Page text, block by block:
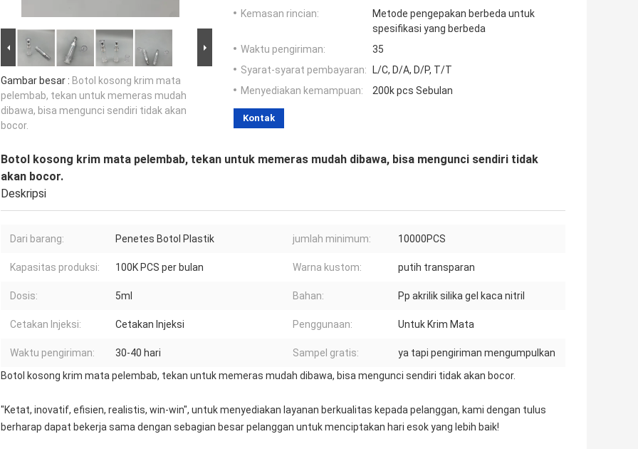
Gambar besar : Botol kosong krim mata
pelembab, tekan untuk memeras mudah
dibawa, bisa mengunci sendiri tidak akan
bocor.
Kemasan rincian:
Metode pengepakan berbeda untuk
spesifikasi yang berbeda
Waktu pengiriman:
35
Syarat-syarat pembayaran:
L/C, D/A, D/P, T/T
Menyediakan kemampuan:
200k pcs Sebulan
Kontak
Botol kosong krim mata pelembab, tekan untuk memeras mudah dibawa, bisa mengunci sendiri tidak
akan bocor.
Deskripsi
Dari barang: Penetes Botol Plastik jumlah minimum: 10000PCS
Kapasitas produksi: 100K PCS per bulan Warna kustom: putih transparan
Dosis: 5ml Bahan: Pp akrilik silika gel kaca nitril
Cetakan Injeksi: Cetakan Injeksi Penggunaan: Untuk Krim Mata
Waktu pengiriman: 30-40 hari Sampel gratis:
ya tapi pengiriman mengumpulkan
Botol kosong krim mata pelembab, tekan untuk memeras mudah dibawa, bisa mengunci sendiri tidak akan bocor.
"Ketat, inovatif, efisien, realistis, win-win", untuk menyediakan layanan berkualitas kepada pelanggan, kami dengan tulus
berharap dapat bekerja sama dengan sebagian besar pelanggan untuk menciptakan hari esok yang lebih baik!